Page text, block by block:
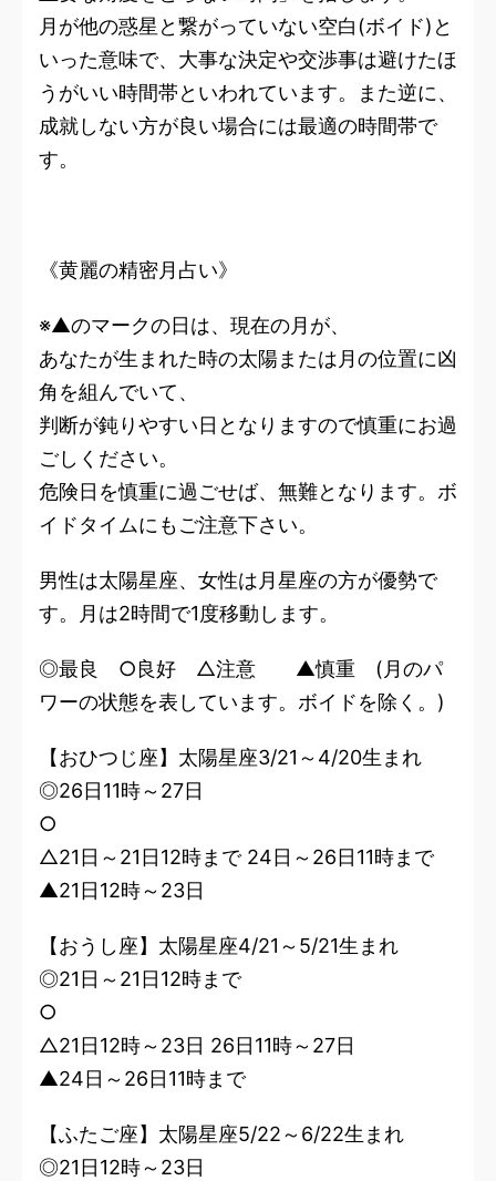
月が他の惑星と繋がっていない空白(ボイド)と
いった意味で、大事な決定や交渉事は避けたほ
うがいい時間帯といわれています。また逆に、
成就しない方が良い場合には最適の時間帯で
す。
《黄麗の精密月占い》
※▲のマークの日は、現在の月が、
あなたが生まれた時の太陽または月の位置に凶
角を組んでいて、
判断が鈍りやすい日となりますので慎重にお過
ごしください。
危険日を慎重に過ごせば、無難となります。ボ
イドタイムにもご注意下さい。
男性は太陽星座、女性は月星座の方が優勢で
す。月は2時間で1度移動します。
◎最良 ○良好 △注意 ▲慎重 (月のパ
ワーの状態を表しています。ボイドを除く。)
【おひつじ座】太陽星座3/21～4/20生まれ
◎26日11時～27日
○
△21日～21日12時まで 24日～26日11時まで
▲21日12時～23日
【おうし座】太陽星座4/21～5/21生まれ
◎21日～21日12時まで
○
△21日12時～23日 26日11時～27日
▲24日～26日11時まで
【ふたご座】太陽星座5/22～6/22生まれ
◎21日12時～23日